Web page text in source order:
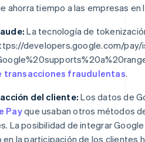
ahorra tiempo a las empresas
La tecnología de
developers.google.com/
transacciones fraudulentas.
del cliente: Los datos de
Payque usaban otros métodos
La posibilidad de integrar
en la participación de los clientes